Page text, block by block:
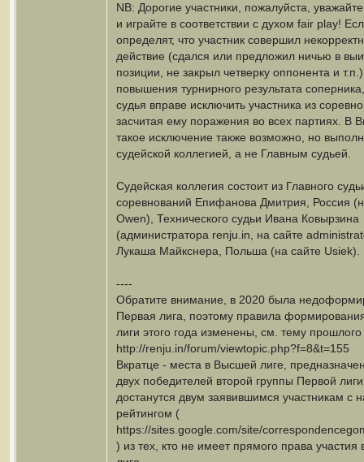
NB: Дорогие участники, пожалуйста,
и играйте в соответствии с духом fair play!
определят, что участник совершил
действие (сдался или предложил ничью в
позиции, не закрыл четверку оппонента и
повышения турнирного результата
судья вправе исключить участника из
засчитая ему поражения во всех партиях. В
такое исключение также возможно, но
судейской коллегией, а не Главным судьей.
Судейская коллегия состоит из Главного
соревнований Епифанова Дмитрия, Россия
Owen), Технического судьи Ивана Ковырзина
(администратора renju.in, на сайте
Лукаша Майкснера, Польша (на сайте Usiek).
----
Обратите внимание, в 2020 была
Первая лига, поэтому правила
лиги этого года изменены, см. тему прошлого
http://renju.in/forum/viewtopic.php?f=8&t=155
Вкратце - места в Высшей лиге,
двух победителей второй группы Первой
достанутся двум заявившимся участникам с
рейтингом (
https://sites.google.com/site/
) из тех, кто не имеет прямого права